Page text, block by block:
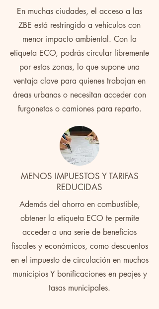
En muchas ciudades, el acceso a las
ZBE está restringido a vehículos con
menor impacto ambiental. Con la
etiqueta ECO, podrás circular libremente
por estas zonas, lo que supone una
ventaja clave para quienes trabajan en
áreas urbanas o necesitan acceder con
furgonetas o camiones para reparto.
MENOS IMPUESTOS Y TARIFAS
REDUCIDAS
Además del ahorro en combustible,
obtener la etiqueta ECO te permite
acceder a una serie de beneficios
fiscales y económicos, como descuentos
en el impuesto de circulación en muchos
municipios Y bonificaciones en peajes y
tasas municipales.